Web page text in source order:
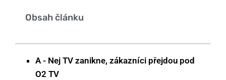
Obsah článku
A - Nej TV zanikne, zákazníci přejdou pod
O2 TV